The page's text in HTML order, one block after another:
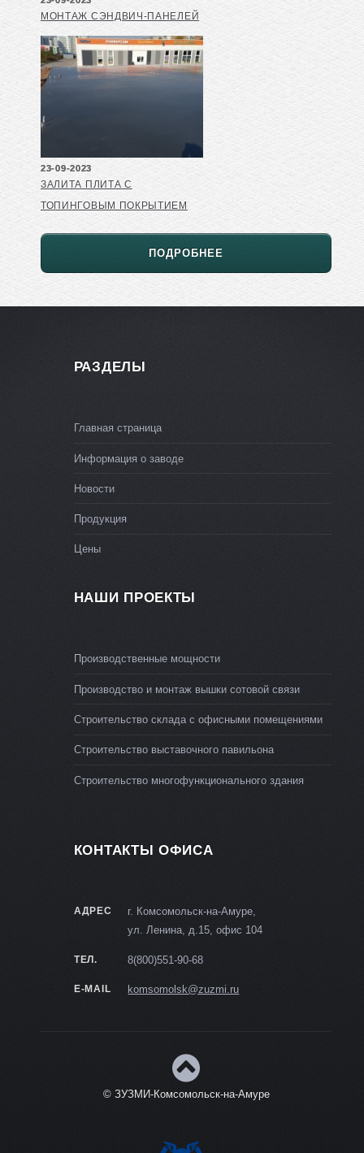
МОНТАЖ СЭНДВИЧ-ПАНЕЛЕЙ
23-09-2023
ЗАЛИТА ПЛИТА С
ТОПИНГОВЫМ ПОКРЫТИЕМ
ПОДРОБНЕЕ
РАЗДЕЛЫ
Главная страница
Информация о заводе
Новости
Продукция
Цены
НАШИ ПРОЕКТЫ
Производственные мощности
Производство и монтаж вышки сотовой связи
Строительство склада с офисными помещениями
Строительство выставочного павильона
Строительство многофункционального здания
КОНТАКТЫ ОФИСА
АДРЕС
г. Комсомольск-на-Амуре,
ул. Ленина, д.15, офис 104
ТЕЛ. 8(800)551-90-68
E-MAIL komsomolsk@zuzmi.ru
© ЗУЗМИ-Комсомольск-на-Амуре